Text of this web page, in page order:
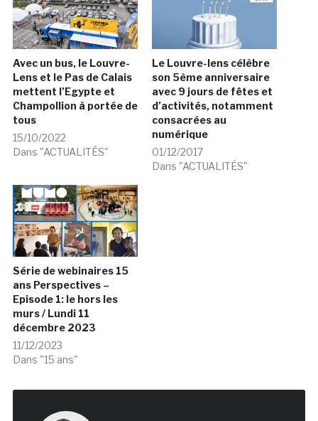
Avec un bus, le Louvre-
Lens et le Pas de Calais
mettent l’Egypte et
Champollion à portée de
tous
15/10/2022
Dans "ACTUALITÉS"
Le Louvre-lens célèbre
son 5ème anniversaire
avec 9 jours de fêtes et
d’activités, notamment
consacrées au
numérique
01/12/2017
Dans "ACTUALITÉS"
Série de webinaires 15
ans Perspectives –
Episode 1: le hors les
murs / Lundi 11
décembre 2023
11/12/2023
Dans "15 ans"